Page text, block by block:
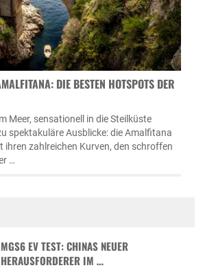
DIE BESTEN HOTSPOTS DER A
Meer, sensationell in die Steilküste
spektakuläre Ausblicke: die Amalfitana
ihren zahlreichen Kurven, den schroffen
…
MGS6 EV TEST: CHINAS NEUER
HERAUSFORDERER IM …